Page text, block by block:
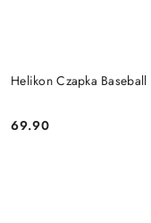
Helikon Czapka
Cena:
69.90